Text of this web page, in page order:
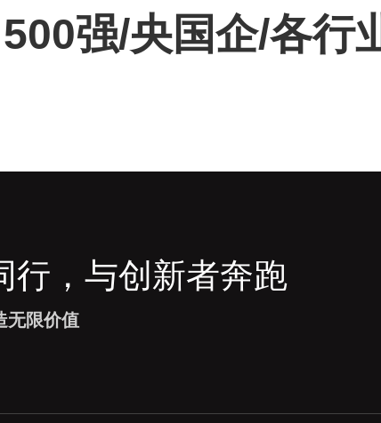
500强/央国企/各行
行，与创新者奔跑
无限价值